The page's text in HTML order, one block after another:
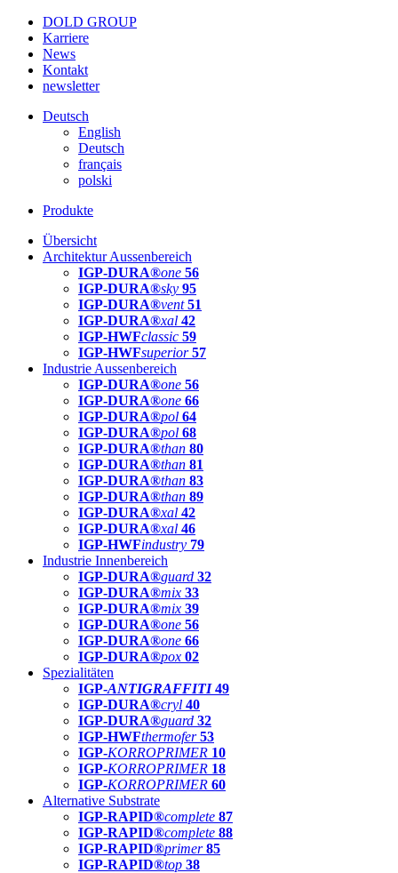
DOLD GROUP
Karriere
News
Kontakt
newsletter
Deutsch
English
Deutsch
français
polski
Produkte
Übersicht
Architektur Aussenbereich
IGP-DURA®one 56
IGP-DURA®sky 95
IGP-DURA®vent 51
IGP-DURA®xal 42
IGP-HWFclassic 59
IGP-HWFsuperior 57
Industrie Aussenbereich
IGP-DURA®one 56
IGP-DURA®one 66
IGP-DURA®pol 64
IGP-DURA®pol 68
IGP-DURA®than 80
IGP-DURA®than 81
IGP-DURA®than 83
IGP-DURA®than 89
IGP-DURA®xal 42
IGP-DURA®xal 46
IGP-HWFindustry 79
Industrie Innenbereich
IGP-DURA®guard 32
IGP-DURA®mix 33
IGP-DURA®mix 39
IGP-DURA®one 56
IGP-DURA®one 66
IGP-DURA®pox 02
Spezialitäten
IGP-ANTIGRAFFITI49
IGP-DURA®cryl 40
IGP-DURA®guard 32
IGP-HWFthermofer 53
IGP-KORROPRIMER 10
IGP-KORROPRIMER 18
IGP-KORROPRIMER 60
Alternative Substrate
IGP-RAPID®complete 87
IGP-RAPID®complete 88
IGP-RAPID®primer 85
IGP-RAPID®top 38